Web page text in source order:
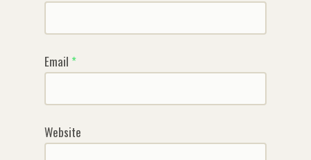
Email *
Website